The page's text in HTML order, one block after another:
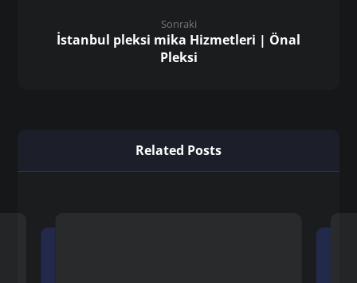
Sonraki
İstanbul pleksi mika Hizmetleri | Önal
Pleksi
Related Posts